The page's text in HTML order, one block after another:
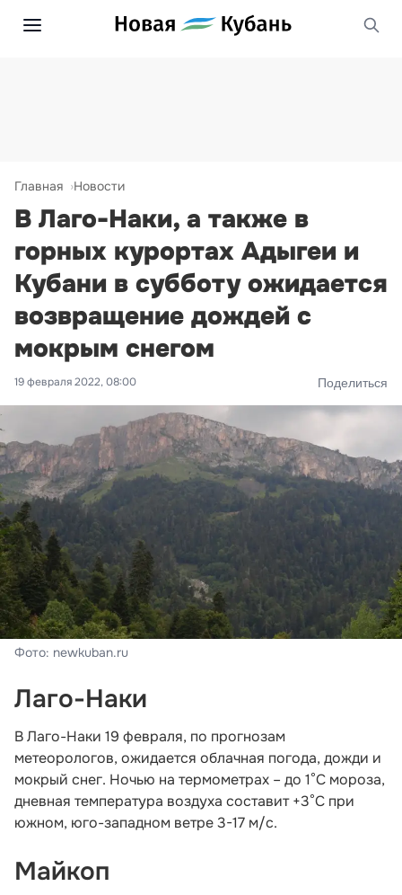
Главная Новости
В Лаго-Наки, а также в
горных курортах Адыгеи и
Кубани в субботу ожидается
возвращение дождей с
мокрым снегом
19 февраля 2022, 08:00 Поделиться
Фото: newkuban.ru
Лаго-Наки
В Лаго-Наки 19 февраля, по прогнозам
метеорологов, ожидается облачная погода, дожди и
мокрый снег. Ночью на термометрах – до 1°С мороза,
дневная температура воздуха составит +3°С при
южном, юго-западном ветре 3-17 м/с.
Майкоп